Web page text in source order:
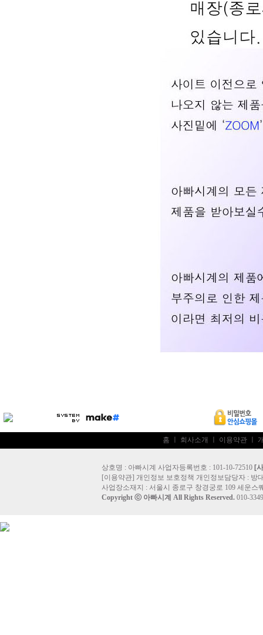
홈 회사소개 이용약관
상호명 : 아빠시계 사업자등록번호 : 101-10-72510 [
[이용약관] 개인정보 보호정책 개인정보담당자 : 방
사업장소재지 : 서울시 종로구 창경궁로 109 세운스
Copyright ⓒ 아빠시계 All Rights Reserved. 010-